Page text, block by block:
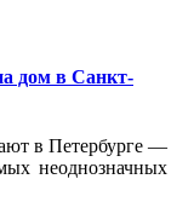
дом в Санкт-
в Петербурге —
неоднозначных